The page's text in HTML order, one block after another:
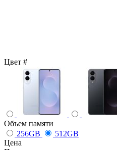
Цвет #
Объем памяти
256GB
512GB
Цена